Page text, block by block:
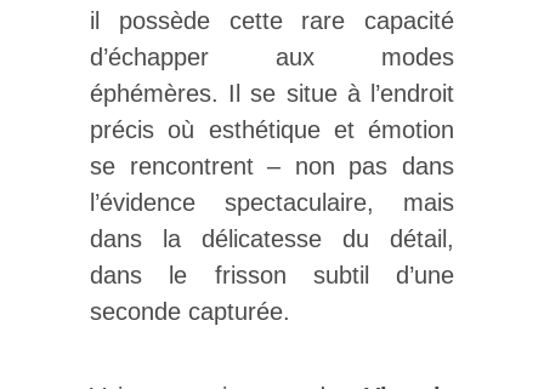
il possède cette rare capacité
d’échapper aux modes
éphémères. Il se situe à l’endroit
précis où esthétique et émotion
se rencontrent – non pas dans
l’évidence spectaculaire, mais
dans la délicatesse du détail,
dans le frisson subtil d’une
seconde capturée.